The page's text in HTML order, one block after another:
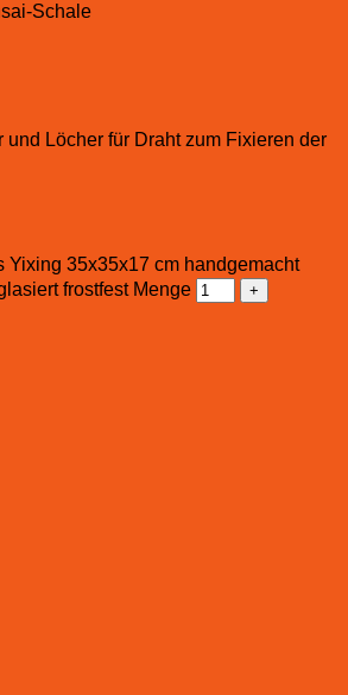
Schale
und Löcher für Draht zum Fixieren der
Yixing 35x35x17 cm handgemacht
frostfest Menge